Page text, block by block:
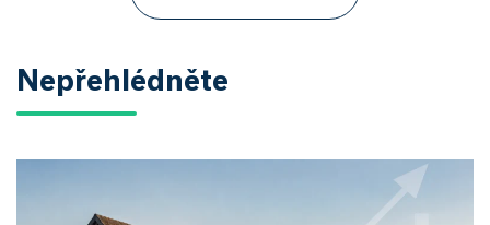
Nepřehlédněte